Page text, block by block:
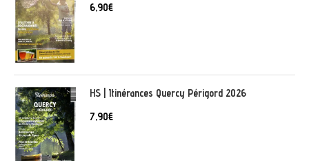
6,90€
HS | Itinérances Quercy Périgord 2026
7,90€